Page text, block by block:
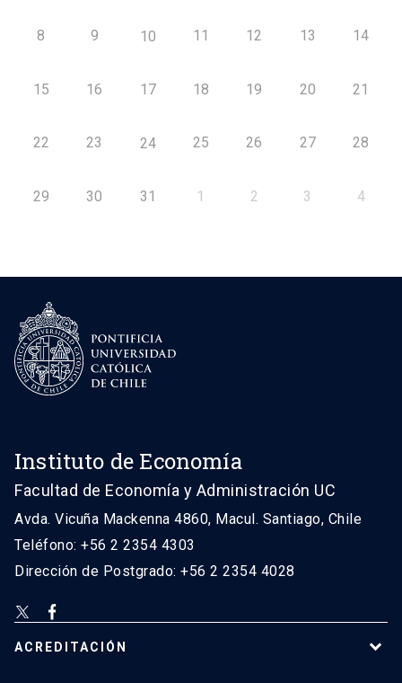
8 9 10 11 12 13 14
15 16 17 18 19 20 21
22 23 24 25 26 27 28
29 30 31 1 2 3 4
Instituto de Economía
Facultad de Economía y Administración UC
Avda. Vicuña Mackenna 4860, Macul. Santiago, Chile
Teléfono: +56 2 2354 4303
Dirección de Postgrado: +56 2 2354 4028
ACREDITACIÓN